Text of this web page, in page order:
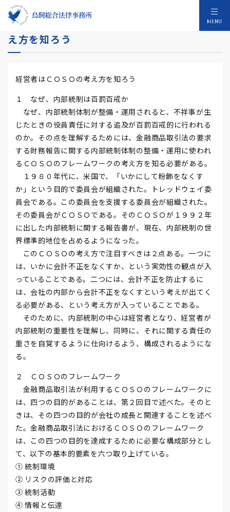
MENU
内部統制と成長戦略 経営者はＣＯＳＯの考
え方を知ろう
経営者はＣＯＳＯの考え方を知ろう
１ なぜ、内部統制は百罰百戒か
なぜ、内部統制体制が整備・運用されると、不祥事が生
じたときの役員責任に対する追及が百罰百戒的に行われる
のか。その点を理解するためには、金融商品取引法の要求
する財務報告に関する内部統制体制の整備・運用に使われ
るＣＯＳＯのフレームワークの考え方を知る必要がある。
１９８０年代に、米国で、「いかにして粉飾をなくす
か」という目的で委員会が組織された。トレッドウェイ委
員会である。この委員会を支援する委員会が組織された。
その委員会がＣＯＳＯである。そのＣＯＳＯが１９９２年
に出した内部統制に関する報告書が、現在、内部統制の世
界標準的地位を占めるようになった。
このＣＯＳＯの考え方で注目すべきは２点ある。一つに
は、いかに会計不正をなくすか、という実効性の観点が入
っていることである。二つには、会計不正を防止するに
は、会社の内部から会計不正をなくすという考えが出てく
る必要がある、という考え方が入っていることである。
そのために、内部統制の中心は経営者となり、経営者が
内部統制の重要性を理解し、同時に、それに関する責任の
重さを自覚するように仕向けるよう、構成されるようにな
る。
２ ＣＯＳＯのフレームワーク
金融商品取引法が利用するＣＯＳＯのフレームワークに
は、四つの目的があることは、第２回目で述べた。そのと
きは、その四つの目的が会社の成長と関連することを述べ
た。金融商品取引法におけるＣＯＳＯのフレームワーク
は、この四つの目的を達成するために必要な構成部分とし
て、以下の基本的要素を六つ取り上げている。
① 統制環境
② リスクの評価と対応
③ 統制活動
④ 情報と伝達